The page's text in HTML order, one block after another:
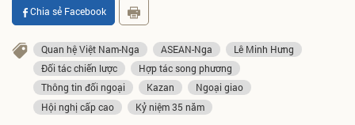
Chia sẻ Facebook
Quan hệ Việt Nam-Nga ASEAN-Nga
Lê Minh Hưng
Đối tác chiến lược
Hợp tác song phương
Thông tin đối ngoại
Kazan
Ngoại giao
Hội nghị cấp cao
Kỷ niệm 35 năm